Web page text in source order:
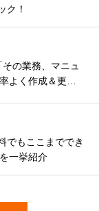
ク！
の業務、マニュ
よく作成＆更新
でもここまででき
一挙紹介